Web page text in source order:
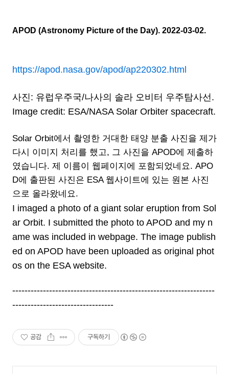
APOD (Astronomy Picture of the Day). 2022-03-02.
https://apod.nasa.gov/apod/ap220302.html
사진: 유럽우주국/나사의 솔라 오비터 우주탐사선.
Image credit: ESA/NASA Solar Orbiter spacecraft.
Solar Orbit에서 촬영한 거대한 태양 분출 사진을 제가
다시 이미지 처리를 했고, 그 사진을 APOD에 제출하
였습니다. 제 이름이 웹페이지에 포함되었네요. APO
D에 출판된 사진은 ESA 웹사이트에 있는 원본 사진
으로 올라왔네요.
I imaged a photo of a giant solar eruption from Sol
ar Orbit. I submitted the photo to APOD and my n
ame was included in webpage. The image publish
ed on APOD have been uploaded as original phot
os on the ESA website.
------------------------------------------------------------------
---------------------------------
공감 구독하기